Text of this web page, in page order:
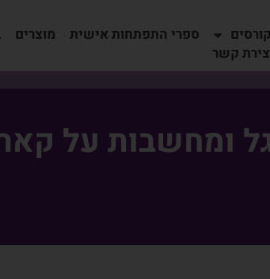
ספרי התפתחות אישית מוצרים
קשר
ומחשבות על